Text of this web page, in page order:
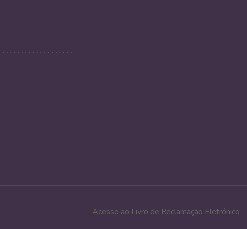
Acesso ao Livro de Reclamação Eletrónico